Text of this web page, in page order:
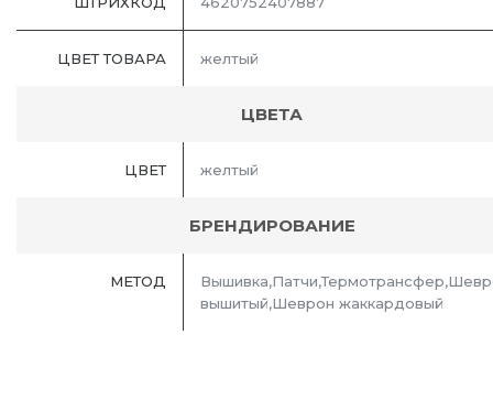
ЦВЕТ ТОВАРА желтый
ЦВЕТА
ЦВЕТ желтый
БРЕНДИРОВАНИЕ
МЕТОД
вышитый,Шеврон жаккардовый